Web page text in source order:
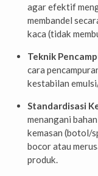
agar efektif
membandel
kaca (tidak
Teknik
cara
kestabilan
Standardisasi
menangani
kemasan (botol/
bocor atau
produk.